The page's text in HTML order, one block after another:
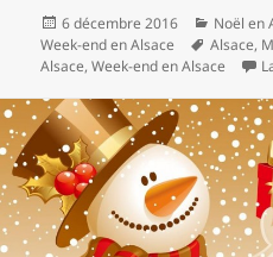
Publié
le
6 décembre 2016 Noël en
Week-end en Alsace
Mots-
clés
Alsace,
Alsace,Week-end en Alsace